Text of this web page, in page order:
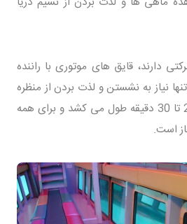
دارند، قایق های موتوری با راننده
نیاز به نشستن و لذت بردن از منظره
دارد. این تفریح معمولا 20 تا 30 دقیقه طول می کشد و برای همه
است.